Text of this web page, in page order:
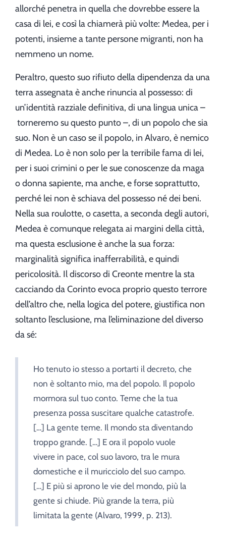
allorché penetra in quella che dovrebbe essere la
casa di lei, e così la chiamerà più volte: Medea, per i
potenti, insieme a tante persone migranti, non ha
nemmeno un nome.
Peraltro, questo suo rifiuto della dipendenza da una
terra assegnata è anche rinuncia al possesso: di
un’identità razziale definitiva, di una lingua unica –
torneremo su questo punto –, di un popolo che sia
suo. Non è un caso se il popolo, in Alvaro, è nemico
di Medea. Lo è non solo per la terribile fama di lei,
per i suoi crimini o per le sue conoscenze da maga
o donna sapiente, ma anche, e forse soprattutto,
perché lei non è schiava del possesso né dei beni.
Nella sua roulotte, o casetta, a seconda degli autori,
Medea è comunque relegata ai margini della città,
ma questa esclusione è anche la sua forza:
marginalità significa inafferrabilità, e quindi
pericolosità. Il discorso di Creonte mentre la sta
cacciando da Corinto evoca proprio questo terrore
dell’altro che, nella logica del potere, giustifica non
soltanto l’esclusione, ma l’eliminazione del diverso
da sé:
Ho tenuto io stesso a portarti il decreto, che
non è soltanto mio, ma del popolo. Il popolo
mormora sul tuo conto. Teme che la tua
presenza possa suscitare qualche catastrofe.
[…] La gente teme. Il mondo sta diventando
troppo grande. […] E ora il popolo vuole
vivere in pace, col suo lavoro, tra le mura
domestiche e il muricciolo del suo campo.
[…] E più si aprono le vie del mondo, più la
gente si chiude. Più grande la terra, più
limitata la gente (Alvaro, 1999, p. 213).